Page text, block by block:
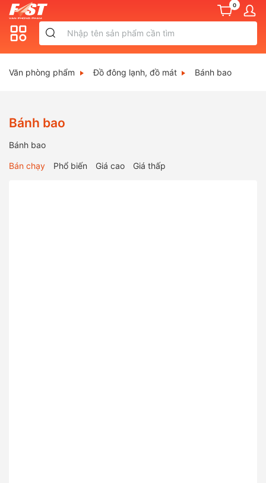
0
Văn phòng phẩm Đồ đông lạnh, đồ mát Bánh bao
Bánh bao
Bánh bao
Bán chạy Phổ biến Giá cao Giá thấp